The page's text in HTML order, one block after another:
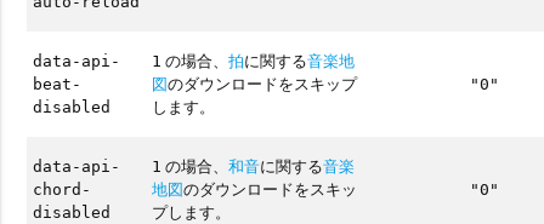
data-api-
beat-
disabled
1 の場合、拍に関する音楽地
図のダウンロードをスキップ
します。
"0"
data-api-
chord-
disabled
1 の場合、和音に関する音楽
地図のダウンロードをスキッ
プします。
"0"